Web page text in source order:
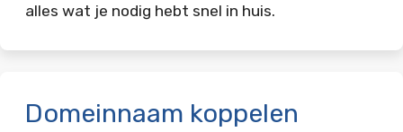
alles wat je nodig hebt snel in huis.
Domeinnaam koppelen